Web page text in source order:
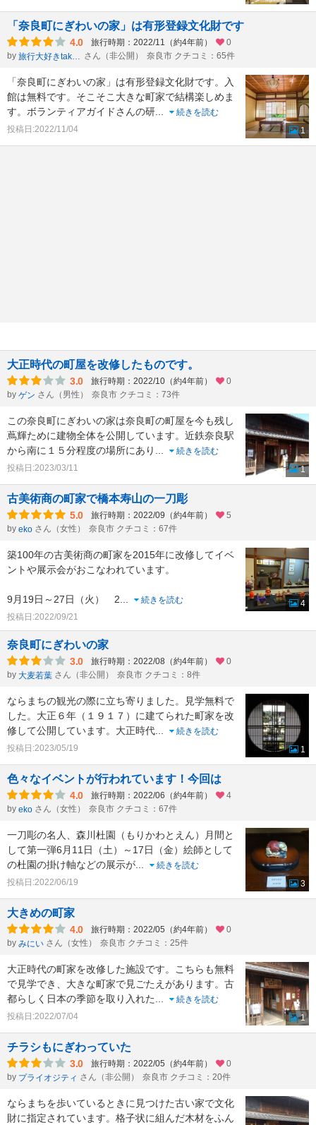
「奈良町にぎわいの家」は有形登録文化財です
4.0 旅行時期：2022/11（約4年前）
0
by
旅行大好きtakau99のフォトブログ さん（非公開） 奈良市 クチコミ：65件
「奈良町にぎわいの家」は有形登録文化財です。入
館は無料です。そこそこ大きな町家で結構楽しめま
す。ボランティアガイドさんの研
続きを読む
投稿日:2022/11/04
1
大正時代の町屋を改修したものです。
3.0 旅行時期：2022/10（約4年前）
0
by ゲン さん（男性） 奈良市 クチコミ：73件
この奈良町にぎわいの家は奈良町の町屋を今も残し
蔦輝ために建物全体を公開しています。近鉄奈良駅
から南に１５分程度の場所にあり
続きを読む
投稿日:2023/03/11
1
古美術商の町家で橋本寿山の一刀彫
5.0 旅行時期：2022/09（約4年前）
5
by eko さん（女性） 奈良市 クチコミ：67件
築100年の古美術商の町家を2015年に改修してイベ
ントや展示会がおこなわれています。
9月19日～27日（火） 2
続きを読む
投稿日:2022/09/21
4
奈良町にぎわいの家
3.0 旅行時期：2022/08（約4年前）
0
by 大麦若葉 さん（非公開） 奈良市 クチコミ：8件
ならまちの観光の際に立ち寄りました。見学無料で
した。大正６年（１９１７）に建てられた町家を改
修して公開しています。大正時代
続きを読む
投稿日:2023/05/19
1
色々なイベントが行われています！今回は
4.0 旅行時期：2022/06（約4年前）
4
by eko さん（女性） 奈良市 クチコミ：67件
一刀彫の名人、森川杜園（もりかわとえん）月間と
して第一弾6月11日（土）～17日（金）絵師として
の杜園の掛け軸などの展示が
続きを読む
投稿日:2022/06/19
3
大きめの町家
4.0 旅行時期：2022/05（約4年前）
0
by みにい さん（女性） 奈良市 クチコミ：25件
大正時代の町家を改修した施設です。こちらも無料
で見学でき、大きな町家で見ごたえがあります。古
都らしく日本の季節を取り入れた
続きを読む
投稿日:2022/07/04
1
チラシもにぎわっていた
3.0 旅行時期：2022/05（約4年前）
0
by プライオジティ さん（非公開） 奈良市 クチコミ：20件
ならまちを歩いているときに見つけた古い家で文化
財に指定されています。格子状に組んだ木材をふん